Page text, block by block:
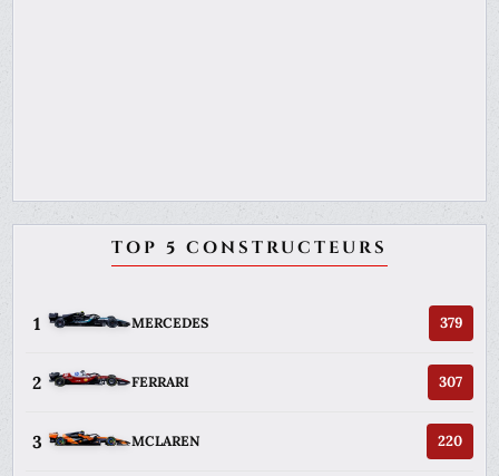
TOP 5 CONSTRUCTEURS
1 MERCEDES 379
2 FERRARI 307
3 MCLAREN 220